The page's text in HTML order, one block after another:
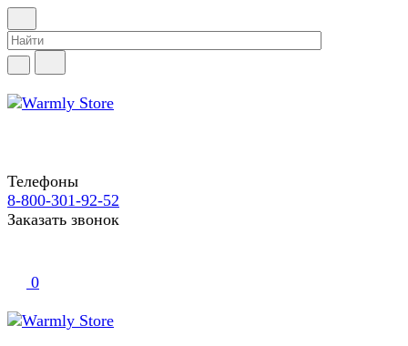
Телефоны
8-800-301-92-52
Заказать звонок
0